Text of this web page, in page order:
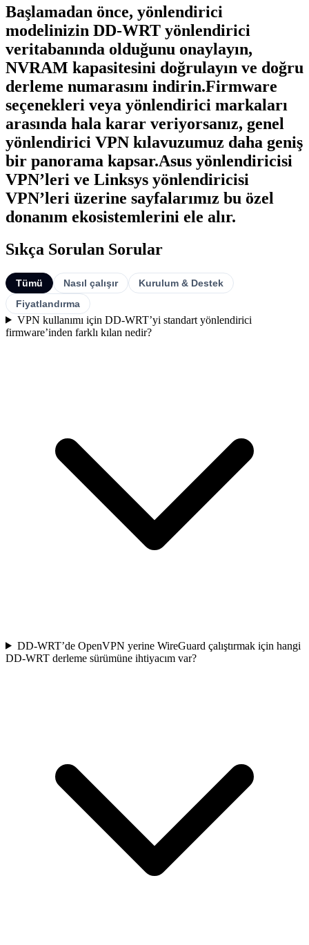
Başlamadan önce, yönlendirici
modelinizin DD-WRT yönlendirici
veritabanında olduğunu onaylayın,
NVRAM kapasitesini doğrulayın ve doğru
derleme numarasını indirin.Firmware
seçenekleri veya yönlendirici markaları
arasında hala karar veriyorsanız, genel
yönlendirici VPN kılavuzumuz daha geniş
bir panorama kapsar.Asus yönlendiricisi
VPN’leri ve Linksys yönlendiricisi
VPN’leri üzerine sayfalarımız bu özel
donanım ekosistemlerini ele alır.
Sıkça Sorulan Sorular
Tümü Nasıl çalışır
Kurulum & Destek
Fiyatlandırma
VPN kullanımı için DD-WRT’yi standart yönlendirici
firmware’inden farklı kılan nedir?
DD-WRT’de OpenVPN yerine WireGuard çalıştırmak için hangi
DD-WRT derleme sürümüne ihtiyacım var?